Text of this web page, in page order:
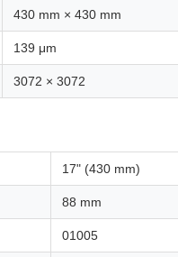
430 mm × 430 mm
139 μm
3072 × 3072
17" (430 mm)
88 mm
01005